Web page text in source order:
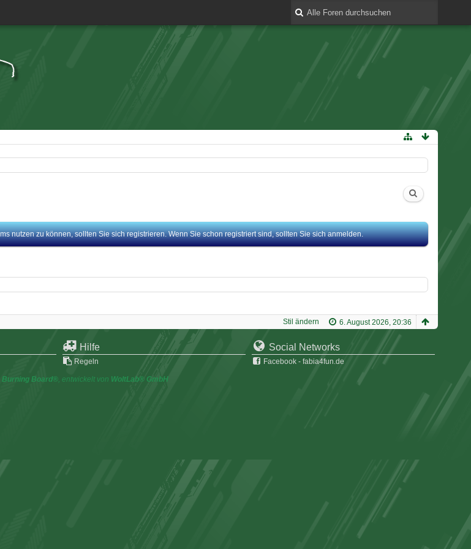
nutzen zu können, sollten Sie sich registrieren. Wenn Sie schon registriert sind, sollten Sie sich anmelden.
6. August 2026, 20:36
Stil ändern
Hilfe
Regeln
Social Networks
Facebook - fabia4fun.de
Burning Board®, entwickelt von WoltLab® GmbH